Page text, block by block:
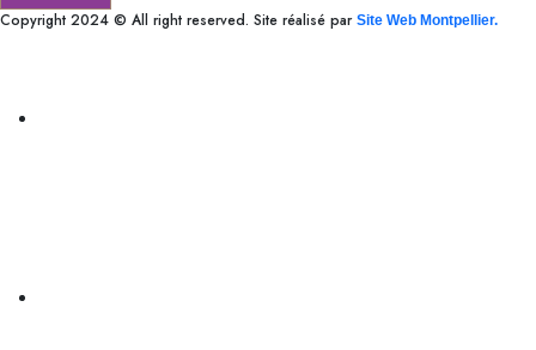
Copyright 2024 © All right reserved. Site réalisé par Site Web Montpellier.